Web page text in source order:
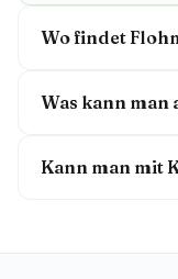
Wo findet
Was kann
Kann man mit